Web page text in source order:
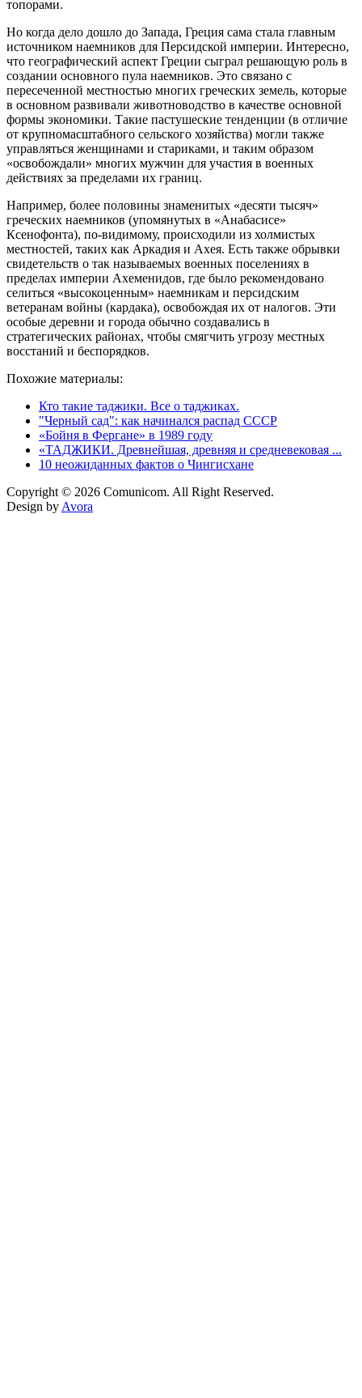
топорами.
Но когда дело дошло до Запада, Греция сама стала главным
источником наемников для Персидской империи. Интересно,
что географический аспект Греции сыграл решающую роль в
создании основного пула наемников. Это связано с
пересеченной местностью многих греческих земель, которые
в основном развивали животноводство в качестве основной
формы экономики. Такие пастушеские тенденции (в отличие
от крупномасштабного сельского хозяйства) могли также
управляться женщинами и стариками, и таким образом
«освобождали» многих мужчин для участия в военных
действиях за пределами их границ.
Например, более половины знаменитых «десяти тысяч»
греческих наемников (упомянутых в «Анабасисе»
Ксенофонта), по-видимому, происходили из холмистых
местностей, таких как Аркадия и Ахея. Есть также обрывки
свидетельств о так называемых военных поселениях в
пределах империи Ахеменидов, где было рекомендовано
селиться «высокоценным» наемникам и персидским
ветеранам войны (кардака), освобождая их от налогов. Эти
особые деревни и города обычно создавались в
стратегических районах, чтобы смягчить угрозу местных
восстаний и беспорядков.
Похожие материалы:
Кто такие таджики. Все о таджиках.
"Черный сад": как начинался распад СССР
«Бойня в Фергане» в 1989 году
«ТАДЖИКИ. Древнейшая, древняя и средневековая ...
10 неожиданных фактов о Чингисхане
Copyright © 2026 Comunicom. All Right Reserved.
Design by Avora